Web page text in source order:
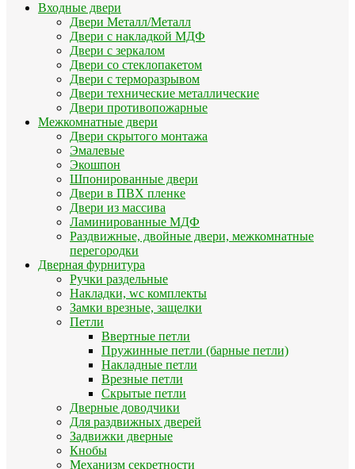
Входные двери
Двери Металл/Металл
Двери с накладкой МДФ
Двери с зеркалом
Двери со стеклопакетом
Двери с терморазрывом
Двери технические металлические
Двери противопожарные
Межкомнатные двери
Двери скрытого монтажа
Эмалевые
Экошпон
Шпонированные двери
Двери в ПВХ пленке
Двери из массива
Ламинированные МДФ
Раздвижные, двойные двери, межкомнатные
перегородки
Дверная фурнитура
Ручки раздельные
Накладки, wc комплекты
Замки врезные, защелки
Петли
Ввертные петли
Пружинные петли (барные петли)
Накладные петли
Врезные петли
Скрытые петли
Дверные доводчики
Для раздвижных дверей
Задвижки дверные
Кнобы
Механизм секретности